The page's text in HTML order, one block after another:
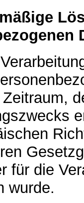
für die
wurde.